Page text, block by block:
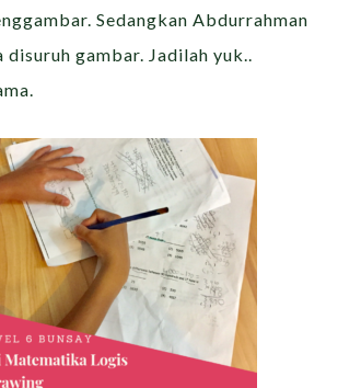
Sedangkan Abdurrahman
disuruh gambar. Jadilah yuk..